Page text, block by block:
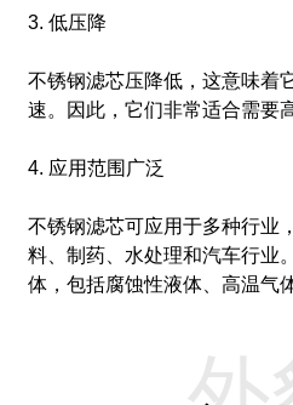
3. 低压降
不锈钢滤芯压降低，这意味着
速。因此，它们非常适合需要
4. 应用范围广泛
不锈钢滤芯可应用于多种行业
料、制药、水处理和汽车行业
体，包括腐蚀性液体、高温气